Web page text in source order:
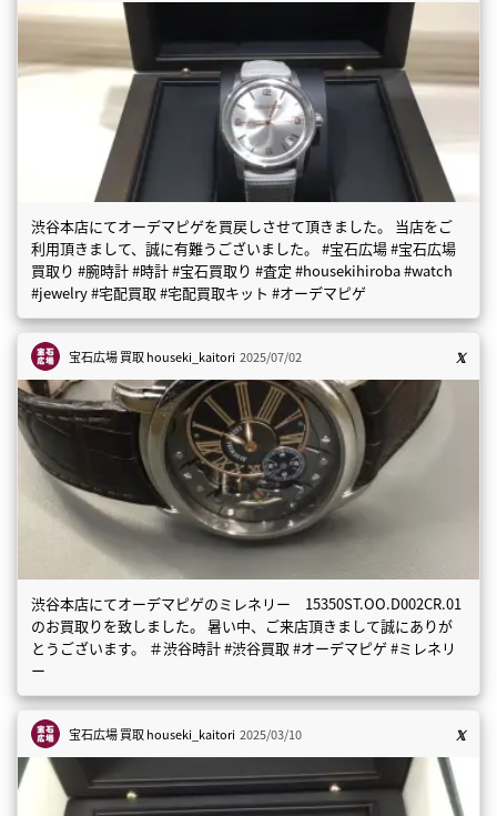
渋谷本店にてオーデマピゲを買戻しさせて頂きました。 当店をご
利用頂きまして、誠に有難うございました。 #宝石広場 #宝石広場
買取り #腕時計 #時計 #宝石買取り #査定 #housekihiroba #watch
#jewelry #宅配買取 #宅配買取キット #オーデマピゲ
宝石広場 買取houseki_kaitori 2025/07/02
渋谷本店にてオーデマピゲのミレネリー 15350ST.OO.D002CR.01
のお買取りを致しました。 暑い中、ご来店頂きまして誠にありが
とうございます。 ＃渋谷時計 #渋谷買取 #オーデマピゲ #ミレネリ
ー
宝石広場 買取houseki_kaitori 2025/03/10